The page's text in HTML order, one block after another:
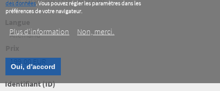
des données. Vous pouvez régler les paramètres dans les
préférences de votre navigateur.
Plus d‘information Non, merci.
Oui, d'accord
Allemand
Identifiant (ID)